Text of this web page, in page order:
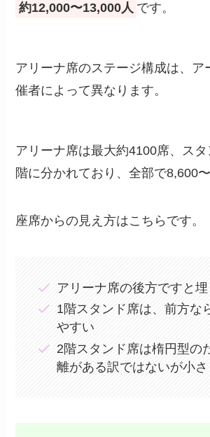
約12,000〜13,000人 です。
アリーナ席のステージ構成は、ア
催者によって異なります。
アリーナ席は最大約4100席、ス
階に分かれており、全部で8,600
座席からの見え方はこちらです。
アリーナ席の後方ですと
1階スタンド席は、前方な
やすい
2階スタンド席は楕円型の
離がある訳ではないが小